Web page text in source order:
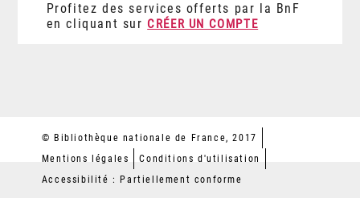
Profitez des services offerts par la BnF
en cliquant sur CRÉER UN COMPTE
© Bibliothèque nationale de France, 2017
Mentions légales
Conditions d'utilisation
Accessibilité : Partiellement conforme